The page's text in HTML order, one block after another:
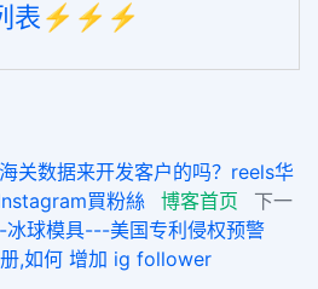
表⚡️⚡️⚡️
关数据来开发客户的吗？reels华
買粉絲
博客首页
下一
冰球模具---美国专利侵权预警
,如何 增加 ig follower